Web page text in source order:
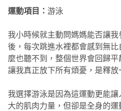
運動項目： 游泳
我小時候就主動問媽媽能否讓
後，每次跳進水裡都會感到無
麼也聽不到，整個世界會回歸
讓我真正放下所有煩憂，是釋
我選擇游泳是因為這運動更能
大的肌肉力量，但卻是全身的